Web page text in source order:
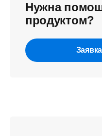
Нужна
продуктом?